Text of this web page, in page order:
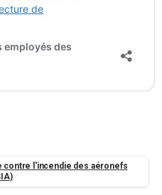
contre l'incendie des aéronefs